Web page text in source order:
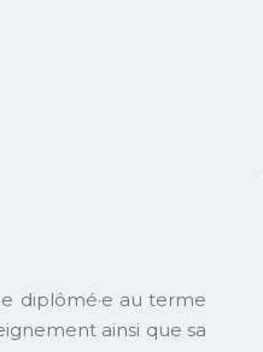
diplômé·e au terme
ainsi que sa